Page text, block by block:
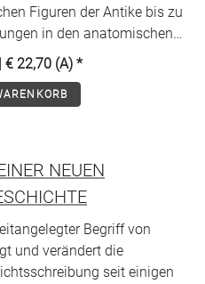
Figuren der Antike bis zu
in den anatomischen
und den Kreaturen
Gegenstand von Abscheu
gewesen.
€ 22,70 (A) *
NEUEN
Begriff von
und verändert die
seit einigen